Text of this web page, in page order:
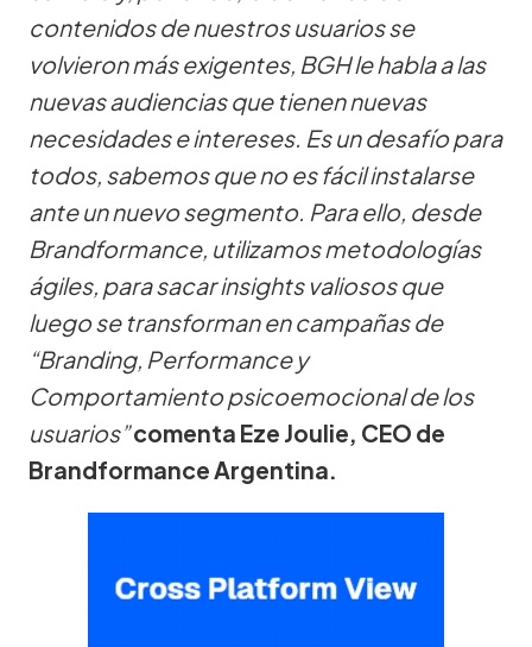
contenidos de nuestros usuarios se
volvieron más exigentes, BGH le habla a las
nuevas audiencias que tienen nuevas
necesidades e intereses. Es un desafío para
todos, sabemos que no es fácil instalarse
ante un nuevo segmento. Para ello, desde
Brandformance, utilizamos metodologías
ágiles, para sacar insights valiosos que
luego se transforman en campañas de
“Branding, Performance y
Comportamiento psicoemocional de los
usuarios”comenta Eze Joulie, CEO de
Brandformance Argentina.